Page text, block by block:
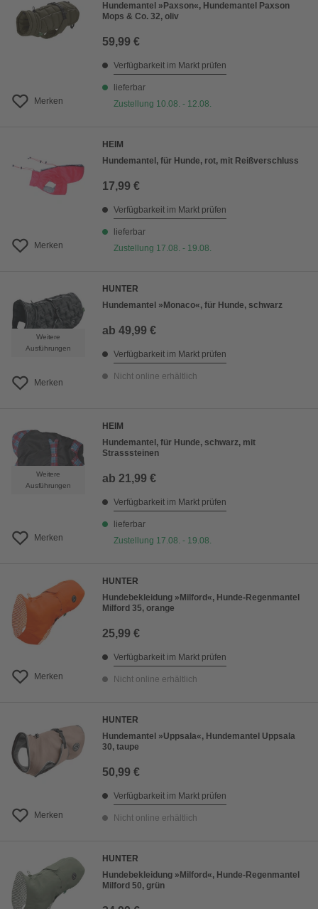
Merken
Hundemantel »Paxson«, Hundemantel Paxson
Mops & Co. 32, oliv
59,99 €
Verfügbarkeit im Markt prüfen
lieferbar
Zustellung 10.08. - 12.08.
Merken
HEIM
Hundemantel, für Hunde, rot, mit Reißverschluss
17,99 €
Verfügbarkeit im Markt prüfen
lieferbar
Zustellung 17.08. - 19.08.
Weitere
Ausführungen
Merken
HUNTER
Hundemantel »Monaco«, für Hunde, schwarz
ab 49,99 €
Verfügbarkeit im Markt prüfen
Nicht online erhältlich
Weitere
Ausführungen
Merken
HEIM
Hundemantel, für Hunde, schwarz, mit
Strasssteinen
ab 21,99 €
Verfügbarkeit im Markt prüfen
lieferbar
Zustellung 17.08. - 19.08.
Merken
HUNTER
Hundebekleidung »Milford«, Hunde-Regenmantel
Milford 35, orange
25,99 €
Verfügbarkeit im Markt prüfen
Nicht online erhältlich
Merken
HUNTER
Hundemantel »Uppsala«, Hundemantel Uppsala
30, taupe
50,99 €
Verfügbarkeit im Markt prüfen
Nicht online erhältlich
HUNTER
Hundebekleidung »Milford«, Hunde-Regenmantel
Milford 50, grün